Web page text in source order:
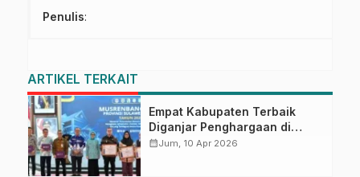
Penulis:
ARTIKEL TERKAIT
Empat Kabupaten Terbaik
Diganjar Penghargaan di
Musrenbang Sulbar 2027
calendar_monthJum, 10 Apr 2026